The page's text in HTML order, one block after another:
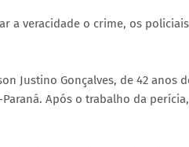
a veracidade o crime, os
Justino Gonçalves, de 42 anos
Após o trabalho da